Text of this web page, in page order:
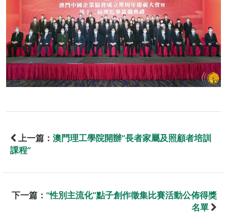
上一篇： 澳門理工學院開辦“長者家屬及照顧者培訓
課程”
下一篇： “性別主流化”點子創作徵集比賽活動公佈得獎
名單